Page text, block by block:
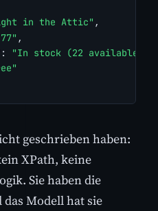
in the Attic" ,
,
: "In stock (22 available)"
geschrieben haben:
XPath, keine
Sie haben die
Modell hat sie